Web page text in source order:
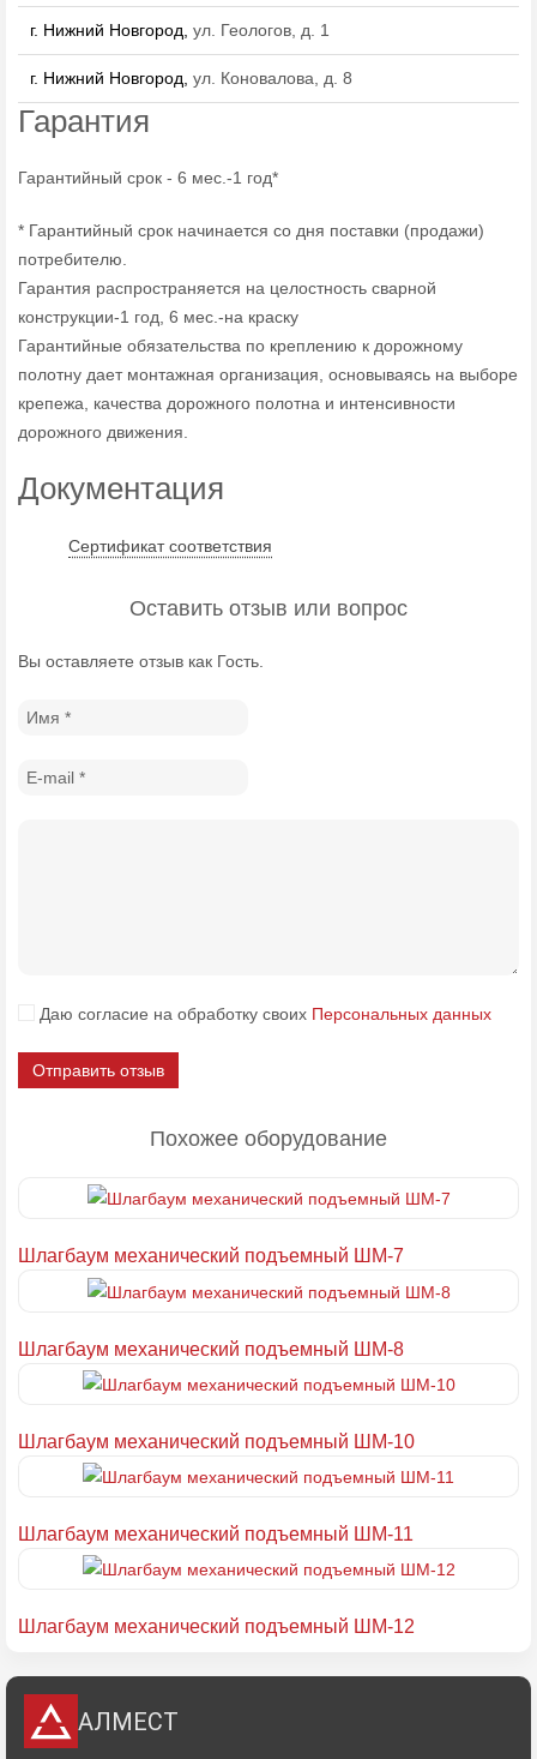
г. Нижний Новгород, ул. Геологов, д. 1
г. Нижний Новгород, ул. Коновалова, д. 8
Гарантия
Гарантийный срок - 6 мес.-1 год*
* Гарантийный срок начинается со дня поставки (продажи)
потребителю.
Гарантия распространяется на целостность сварной
конструкции-1 год, 6 мес.-на краску
Гарантийные обязательства по креплению к дорожному
полотну дает монтажная организация, основываясь на выборе
крепежа, качества дорожного полотна и интенсивности
дорожного движения.
Документация
Сертификат соответствия
Оставить отзыв или вопрос
Вы оставляете отзыв как Гость.
Даю согласие на обработку своих Персональных данных
Отправить отзыв
Похожее оборудование
Шлагбаум механический подъемный ШМ-7
Шлагбаум механический подъемный ШМ-8
Шлагбаум механический подъемный ШМ-10
Шлагбаум механический подъемный ШМ-11
Шлагбаум механический подъемный ШМ-12
АЛМЕСТ